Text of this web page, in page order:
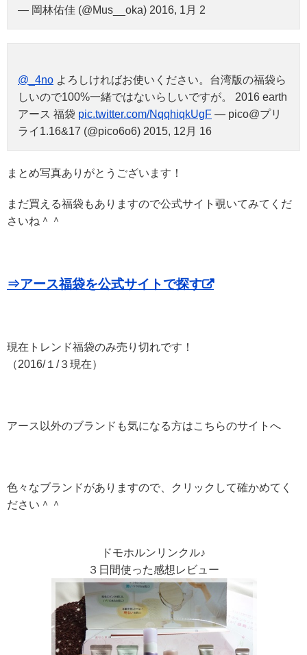
— 岡林佑佳 (@Mus__oka) 2016, 1月 2
@_4no よろしければお使いください。台湾版の福袋ら
しいので100%一緒ではないらしいですが。 2016 earth
アース 福袋 pic.twitter.com/NqqhiqkUgF — pico@プリ
ライ1.16&17 (@pico6o6) 2015, 12月 16
まとめ写真ありがとうございます！
まだ買える福袋もありますので公式サイト覗いてみてくだ
さいね＾＾
⇒アース福袋を公式サイトで探す
現在トレンド福袋のみ売り切れです！
（2016/１/３現在）
アース以外のブランドも気になる方はこちらのサイトへ
色々なブランドがありますので、クリックして確かめてく
ださい＾＾
ドモホルンリンクル♪
３日間使った感想レビュー